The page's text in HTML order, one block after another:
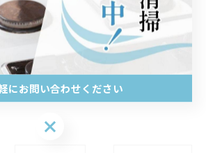
軽にお問い合わせください
にお問い合わせください